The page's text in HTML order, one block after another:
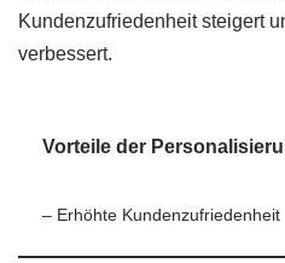
Kundenzufriedenheit steigert
verbessert.
Vorteile der
– Erhöhte Kundenzufriedenheit